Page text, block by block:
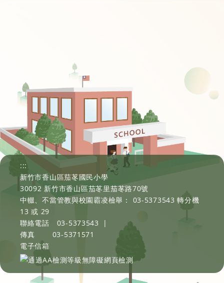
:::
新竹市香山區茄苳國民小學
30092 新竹市香山區茄苳里茄苳路70號
中輟、不當管教與校園霸凌檢舉： 03-5373543 轉分機
13 或 29
聯絡電話
03-5373543
|
傳真
03-5371571
電子信箱